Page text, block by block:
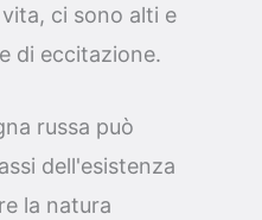
ci sono alti e
di eccitazione.
russa può
dell'esistenza
la natura